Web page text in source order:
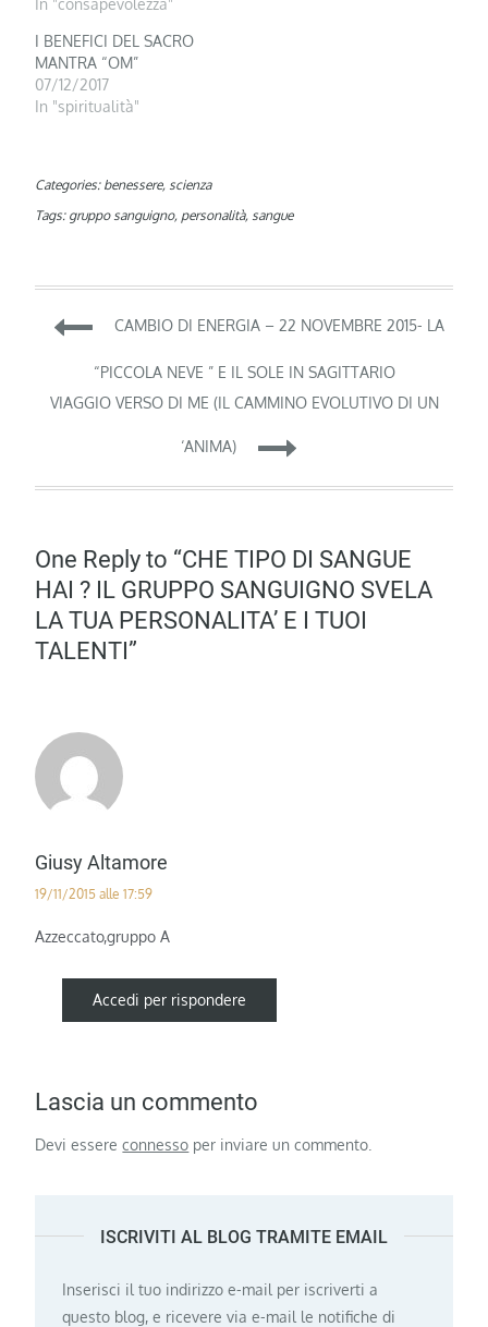
In "consapevolezza"
I BENEFICI DEL SACRO
MANTRA “OM”
07/12/2017
In "spiritualità"
Categories: benessere, scienza
Tags: gruppo sanguigno, personalità, sangue
Navigazione
articoli
CAMBIO DI ENERGIA – 22 NOVEMBRE 2015- LA
“PICCOLA NEVE ” E IL SOLE IN SAGITTARIO
VIAGGIO VERSO DI ME (IL CAMMINO EVOLUTIVO DI UN
‘ANIMA)
One Reply to “CHE TIPO DI SANGUE
HAI ? IL GRUPPO SANGUIGNO SVELA
LA TUA PERSONALITA’ E I TUOI
TALENTI”
Giusy Altamore
19/11/2015 alle 17:59
Azzeccato,gruppo A
Accedi per rispondere
Lascia un commento
Devi essereconnesso per inviare un commento.
ISCRIVITI AL BLOG TRAMITE EMAIL
Inserisci il tuo indirizzo e-mail per iscriverti a
questo blog, e ricevere via e-mail le notifiche di